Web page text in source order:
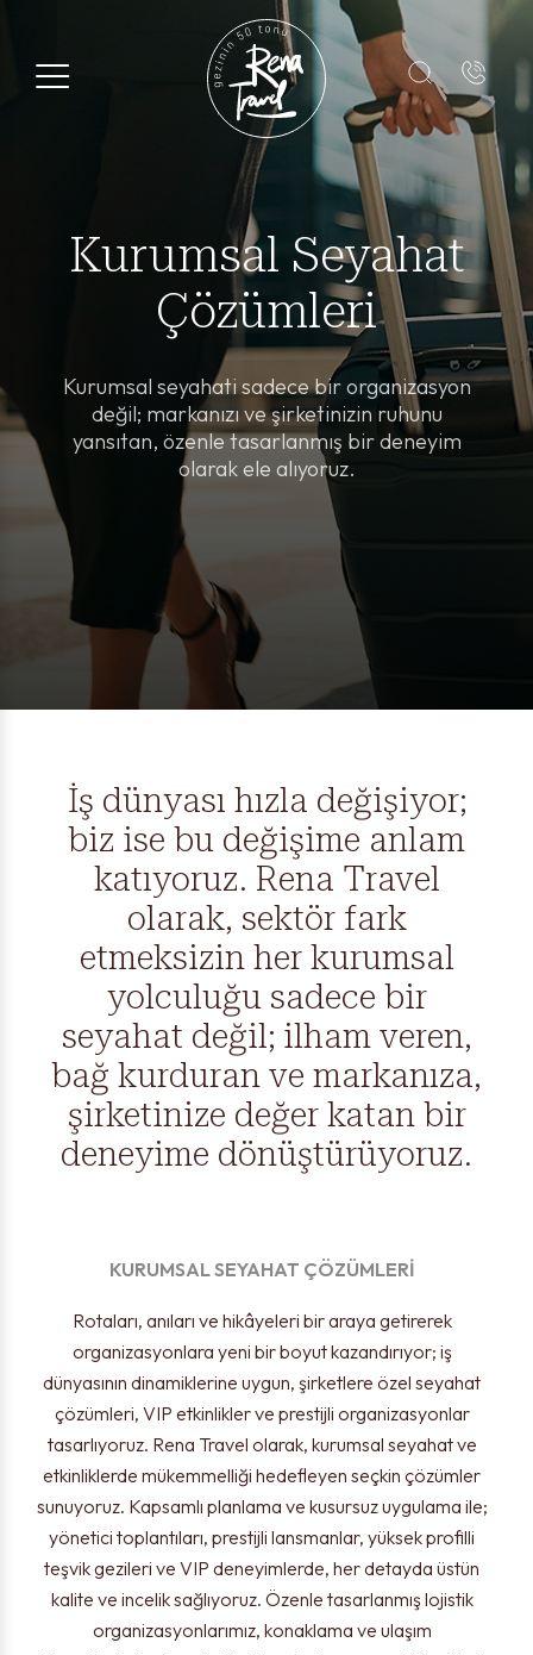
Kurumsal Seyahat
Çözümleri
Kurumsal seyahati sadece bir organizasyon
değil; markanızı ve şirketinizin ruhunu
yansıtan, özenle tasarlanmış bir deneyim
olarak ele alıyoruz.
İş dünyası hızla değişiyor;
biz ise bu değişime anlam
katıyoruz. Rena Travel
olarak, sektör fark
etmeksizin her kurumsal
yolculuğu sadece bir
seyahat değil; ilham veren,
bağ kurduran ve markanıza,
şirketinize değer katan bir
deneyime dönüştürüyoruz.
KURUMSAL SEYAHAT ÇÖZÜMLERİ
Rotaları, anıları ve hikâyeleri bir araya getirerek
organizasyonlara yeni bir boyut kazandırıyor; iş
dünyasının dinamiklerine uygun, şirketlere özel seyahat
çözümleri, VIP etkinlikler ve prestijli organizasyonlar
tasarlıyoruz. Rena Travel olarak, kurumsal seyahat ve
etkinliklerde mükemmelliği hedefleyen seçkin çözümler
sunuyoruz. Kapsamlı planlama ve kusursuz uygulama ile;
yönetici toplantıları, prestijli lansmanlar, yüksek profilli
teşvik gezileri ve VIP deneyimlerde, her detayda üstün
kalite ve incelik sağlıyoruz. Özenle tasarlanmış lojistik
organizasyonlarımız, konaklama ve ulaşım
Kayıt Formu
Soyadı*
+1
Mesajınız
Telefon, e-posta ve SMS kanalları ile iletişime geçilmesine
izin veriyorum. Gizlilik Politikasınıokudum ve kabul
ediyorum.
GÖNDER